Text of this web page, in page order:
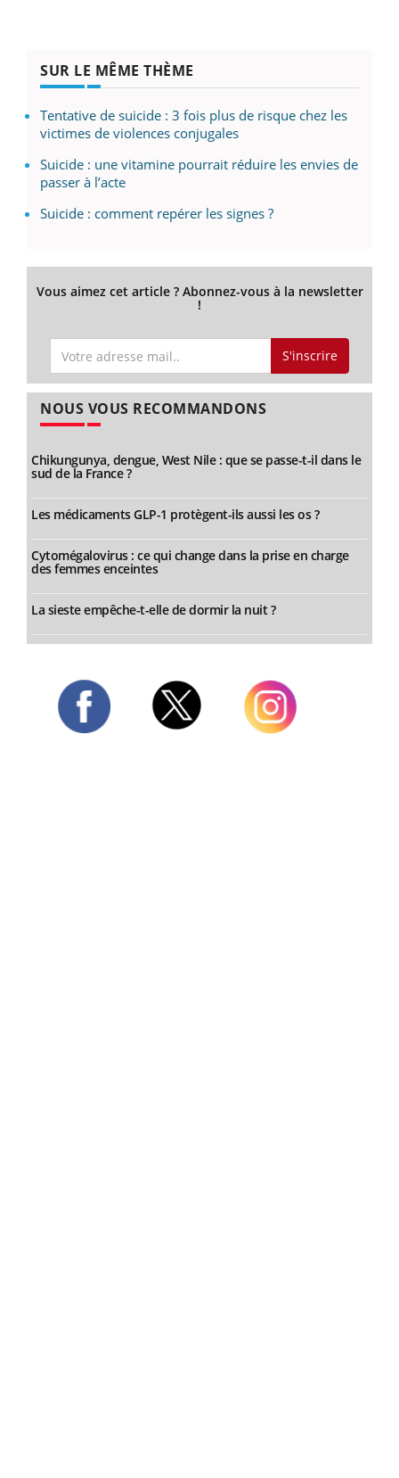
SUR LE MÊME THÈME
Tentative de suicide : 3 fois plus de risque chez les
victimes de violences conjugales
Suicide : une vitamine pourrait réduire les envies de
passer à l’acte
Suicide : comment repérer les signes ?
Vous aimez cet article ? Abonnez-vous à la newsletter
!
S'inscrire
NOUS VOUS RECOMMANDONS
Chikungunya, dengue, West Nile : que se passe-t-il dans le
sud de la France ?
Les médicaments GLP-1 protègent-ils aussi les os ?
Cytomégalovirus : ce qui change dans la prise en charge
des femmes enceintes
La sieste empêche-t-elle de dormir la nuit ?